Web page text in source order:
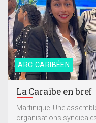
ARC CARIBÉEN
La Caraïbe en bref
Martinique. Une
organisations syndicales